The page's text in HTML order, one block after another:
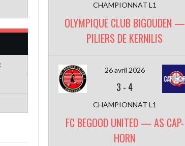
CHAMPIONNAT L1
OLYMPIQUE CLUB BIGOUDEN —
PILIERS DE KERNILIS
26 avril 2026
3 - 4
CHAMPIONNAT L1
FC BEGOOD UNITED — AS CAP-
HORN